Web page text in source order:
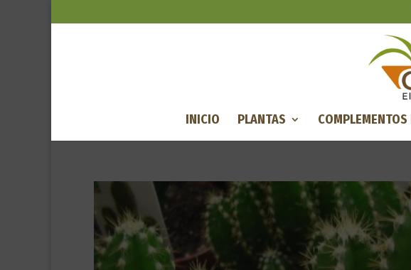
INICIO PLANTAS COMPLEMENTOS